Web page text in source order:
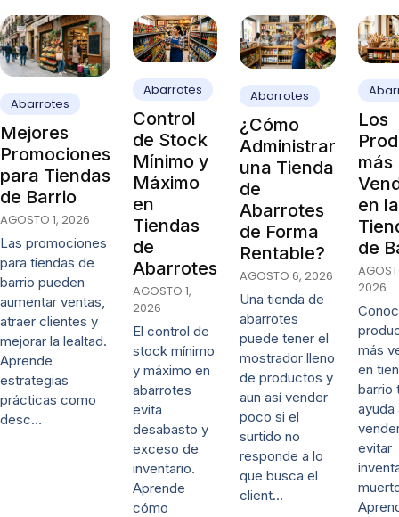
Abarrotes
Mejores
Promociones
para Tiendas
de Barrio
AGOSTO 1, 2026
Las promociones
para tiendas de
barrio pueden
aumentar ventas,
atraer clientes y
mejorar la lealtad.
Aprende
estrategias
prácticas como
desc…
Abarrotes
Control
de Stock
Mínimo y
Máximo
en
Tiendas
de
Abarrotes
AGOSTO 1,
2026
El control de
stock mínimo
y máximo en
abarrotes
evita
desabasto y
exceso de
inventario.
Aprende
cómo
Abarrotes
¿Cómo
Administrar
una Tienda
de
Abarrotes
de Forma
Rentable?
AGOSTO 6, 2026
Una tienda de
abarrotes
puede tener el
mostrador lleno
de productos y
aun así vender
poco si el
surtido no
responde a lo
que busca el
client…
Los
más
en
de
2026
más
en
barrio
ayuda
evitar